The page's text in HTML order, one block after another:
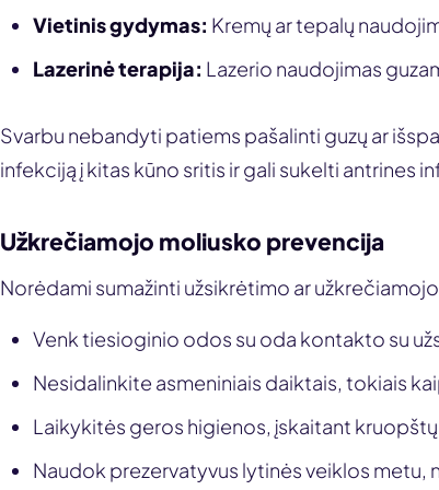
Vietinis gydymas: Kremų ar tepalų
Lazerinė terapija: Lazerio naudojimas
Svarbu nebandyti patiems pašalinti guzų ar
infekciją į kitas kūno sritis ir gali sukelti antrines
Užkrečiamojo moliusko prevencija
Norėdami sumažinti užsikrėtimo ar
Venk tiesioginio odos su oda kontakto su
Nesidalinkite asmeniniais daiktais, tokiais
Laikykitės geros higienos, įskaitant
Naudok prezervatyvus lytinės veiklos metu,